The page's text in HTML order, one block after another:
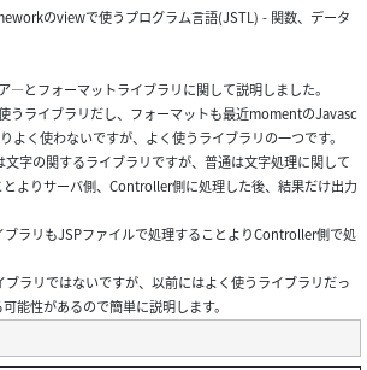
のviewで使うプログラム言語(JSTL) - 関数、データ
―とフォーマットライブラリに関して説明しました。
うライブラリだし、フォーマットも最近momentのJavasc
よく使わないですが、よく使うライブラリの一つです。
文字の関するライブラリですが、普通は文字処理に関して
よりサーバ側、Controller側に処理した後、結果だけ出力
ブラリもJSPファイルで処理することよりController側で処
ラリではないですが、以前にはよく使うライブラリだっ
能性があるので簡単に説明します。